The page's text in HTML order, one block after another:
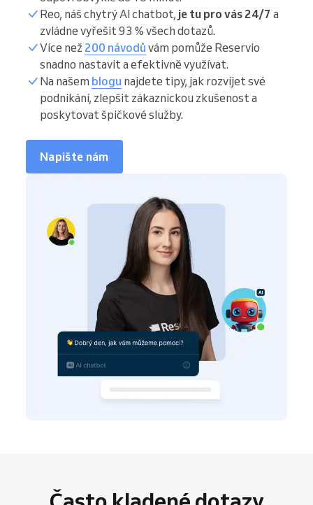
Reo, náš chytrý AI chatbot, je tu pro vás 24/7 a
zvládne vyřešit 93 % všech dotazů.
Více než 200 návodů vám pomůže Reservio
snadno nastavit a efektivně využívat.
Na našem blogu najdete tipy, jak rozvíjet své
podnikání, zlepšit zákaznickou zkušenost a
poskytovat špičkové služby.
Napište nám